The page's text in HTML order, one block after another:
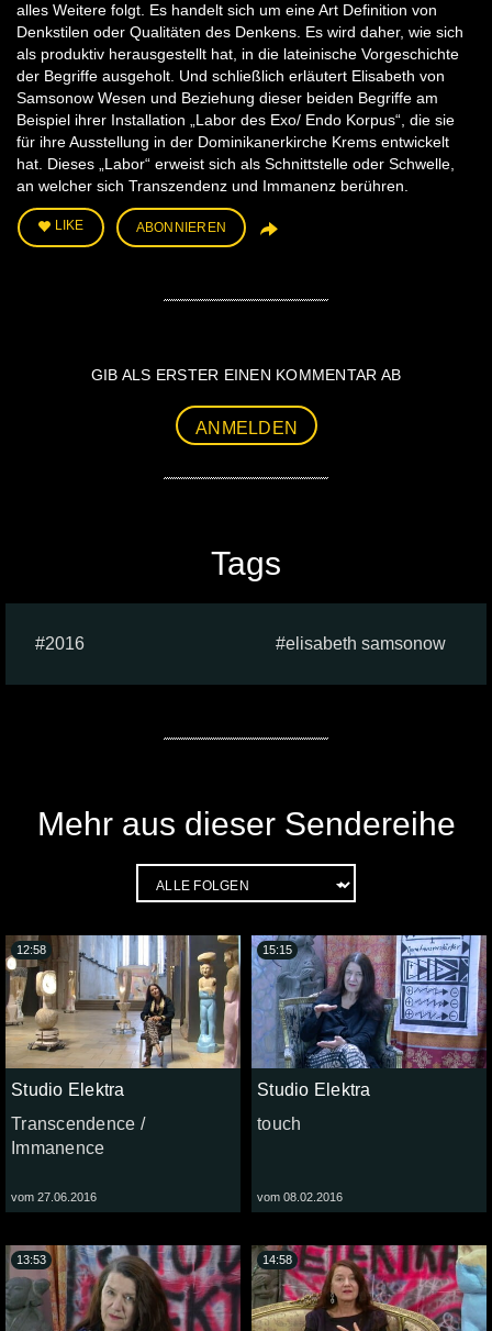
alles Weitere folgt. Es handelt sich um eine Art Definition von
Denkstilen oder Qualitäten des Denkens. Es wird daher, wie sich
als produktiv herausgestellt hat, in die lateinische Vorgeschichte
der Begriffe ausgeholt. Und schließlich erläutert Elisabeth von
Samsonow Wesen und Beziehung dieser beiden Begriffe am
Beispiel ihrer Installation „Labor des Exo/ Endo Korpus“, die sie
für ihre Ausstellung in der Dominikanerkirche Krems entwickelt
hat. Dieses „Labor“ erweist sich als Schnittstelle oder Schwelle,
an welcher sich Transzendenz und Immanenz berühren.
LIKE ABONNIEREN
GIB ALS ERSTER EINEN KOMMENTAR AB
ANMELDEN
Tags
2016 elisabeth samsonow
Mehr aus dieser Sendereihe
Studio Elektra
Transcendence /
Immanence
vom 27.06.2016
12:58
Studio Elektra
touch
vom 08.02.2016
15:15
13:53 14:58